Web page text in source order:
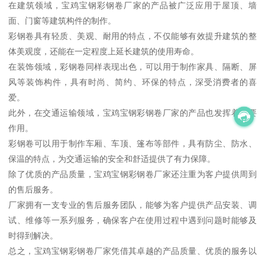
在建筑领域，宝鸡宝钢彩钢卷厂家的产品被广泛应用于屋顶、墙
面、门窗等建筑构件的制作。
彩钢卷具有轻质、美观、耐用的特点，不仅能够有效提升建筑的整
体美观度，还能在一定程度上延长建筑的使用寿命。
在装饰领域，彩钢卷同样表现出色，可以用于制作家具、隔断、屏
风等装饰构件，具有时尚、简约、环保的特点，深受消费者的喜
爱。
此外，在交通运输领域，宝鸡宝钢彩钢卷厂家的产品也发挥着重要
作用。
彩钢卷可以用于制作车厢、车顶、篷布等部件，具有防尘、防水、
保温的特点，为交通运输的安全和舒适提供了有力保障。
除了优质的产品质量，宝鸡宝钢彩钢卷厂家还注重为客户提供周到
的售后服务。
厂家拥有一支专业的售后服务团队，能够为客户提供产品安装、调
试、维修等一系列服务，确保客户在使用过程中遇到问题时能够及
时得到解决。
总之，宝鸡宝钢彩钢卷厂家凭借其卓越的产品质量、优质的服务以